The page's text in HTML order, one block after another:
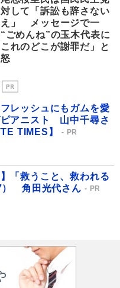
して「訴訟も辞さない
」 メッセージで一
ごめんね”の玉木代表に
これのどこが謝罪だ」と
レッシュにもガムを愛
ピアニスト 山中千尋さ
TIMES】
PR
】「救うこと、救われる
） 角田光代さん
PR